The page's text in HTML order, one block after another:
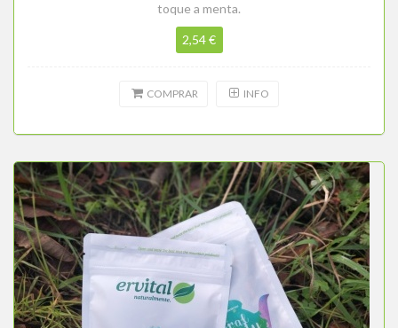
toque a menta.
2,54 €
COMPRAR INFO